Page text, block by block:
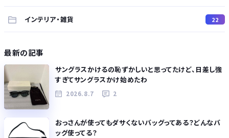
インテリア・雑貨 22
最新の記事
サングラスかけるの恥ずかしいと思ってたけど、日差し強
すぎてサングラスかけ始めたわ
2026.8.7 2
おっさんが使ってもダサくないバッグってある？どんなバ
ッグ使ってる？